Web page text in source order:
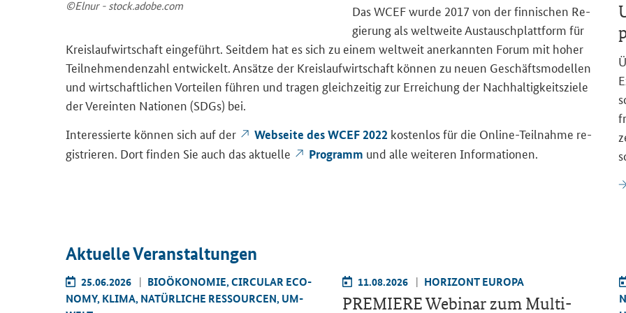
©Elnur - stock.adobe.com
Das WCEF wurde 2017 von der fin­ni­schen Re­
gie­rung als welt­wei­te Aus­tausch­platt­form für
Kreis­lauf­wirt­schaft ein­ge­führt. Seit­dem hat es sich zu einem welt­weit an­er­kann­ten Forum mit hoher
Teil­neh­men­den­zahl ent­wi­ckelt. An­sät­ze der Kreis­lauf­wirt­schaft kön­nen zu neuen Ge­schäfts­mo­del­len
und wirt­schaft­li­chen Vor­tei­len füh­ren und tra­gen gleich­zei­tig zur Er­rei­chung der Nach­hal­tig­keits­zie­le
der Ver­ein­ten Na­tio­nen (SDGs) bei.
In­ter­es­sier­te kön­nen sich auf der
Web­sei­te des WCEF 2022 kos­ten­los für die Online-​Teilnahme re­
gis­trie­ren. Dort fin­den Sie auch das ak­tu­el­le
Pro­gramm und alle wei­te­ren In­for­ma­tio­nen.
Ak­tu­el­le Ver­an­stal­tun­gen
25.06.2026
BIO­ÖKO­NO­MIE, CIR­CU­LAR ECO­
NO­MY, KLIMA, NA­TÜR­LI­CHE RES­SOUR­CEN, UM­
11.08.2026 HO­RI­ZONT EU­RO­PA
PRE­MIE­RE We­bi­nar zum Multi-